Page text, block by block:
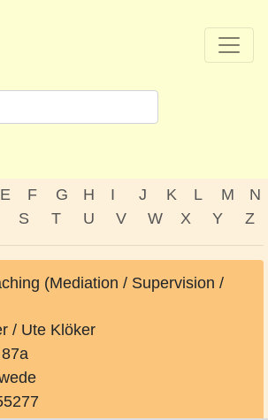
E F G H I J K L M
N
S T U V W X Y Z
(Mediation / Supervision /
/ Ute Klöker